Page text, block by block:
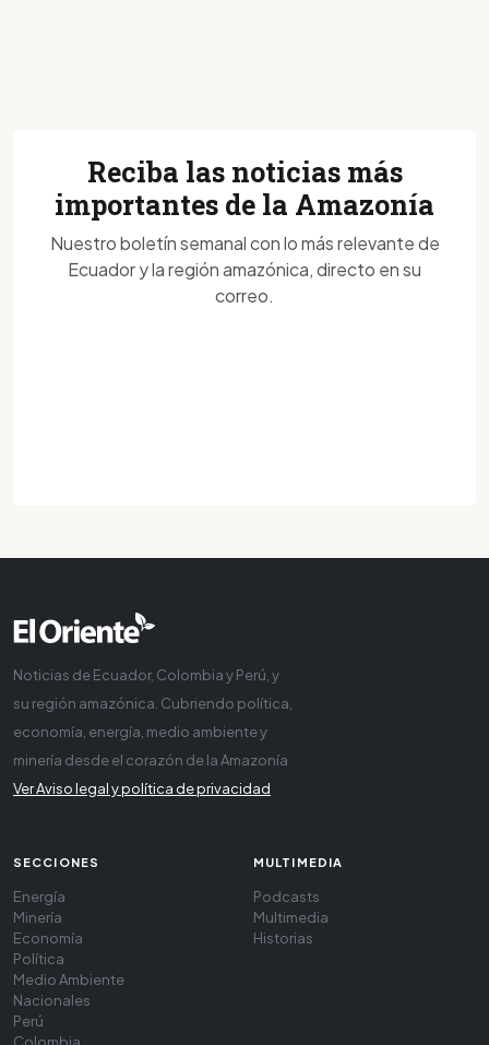
Reciba las noticias más
importantes de la Amazonía
Nuestro boletín semanal con lo más relevante de
Ecuador y la región amazónica, directo en su
correo.
Noticias de Ecuador, Colombia y Perú, y
su región amazónica. Cubriendo política,
economía, energía, medio ambiente y
minería desde el corazón de la Amazonía
Ver Aviso legal y política de privacidad
SECCIONES
Energía
Minería
Economía
Política
Medio Ambiente
Nacionales
Perú
MULTIMEDIA
Podcasts
Multimedia
Historias